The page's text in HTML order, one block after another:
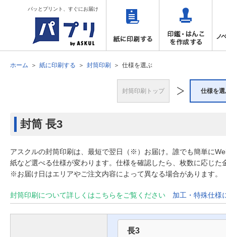
パッとプリント、すぐにお届け
ホーム 紙に印刷する 封筒印刷 仕様を選ぶ
封筒印刷トップ 仕様を
封筒 長3
アスクルの封筒印刷は、最短で翌日（※）お届け。誰でも簡単に
紙など選べる仕様が変わります。仕様を確認したら、枚数に応じ
※お届け日はエリアやご注文内容によって異なる場合があります。
封筒印刷について詳しくはこちらをご覧ください 加工・特殊仕様
長3